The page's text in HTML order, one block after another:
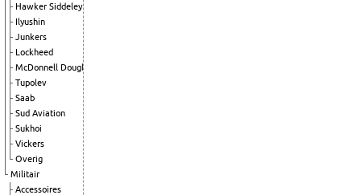
Hawker Siddeley
Ilyushin
Junkers
Lockheed
McDonnell Douglas
Tupolev
Saab
Sud Aviation
Sukhoi
Vickers
Overig
Militair
Accessoires